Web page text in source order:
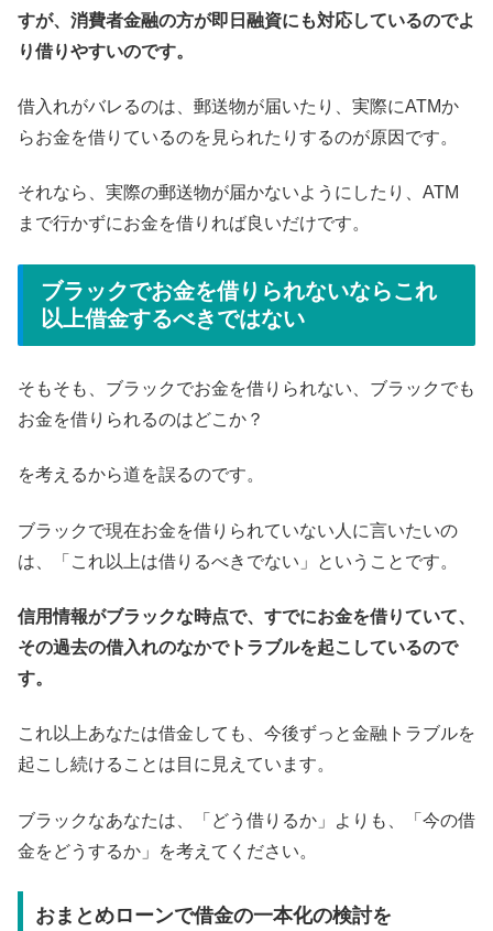
すが、消費者金融の方が即日融資にも対応しているのでよ
り借りやすいのです。
借入れがバレるのは、郵送物が届いたり、実際にATMか
らお金を借りているのを見られたりするのが原因です。
それなら、実際の郵送物が届かないようにしたり、ATM
まで行かずにお金を借りれば良いだけです。
ブラックでお金を借りられないならこれ
以上借金するべきではない
そもそも、ブラックでお金を借りられない、ブラックでも
お金を借りられるのはどこか？
を考えるから道を誤るのです。
ブラックで現在お金を借りられていない人に言いたいの
は、「これ以上は借りるべきでない」ということです。
信用情報がブラックな時点で、すでにお金を借りていて、
その過去の借入れのなかでトラブルを起こしているので
す。
これ以上あなたは借金しても、今後ずっと金融トラブルを
起こし続けることは目に見えています。
ブラックなあなたは、「どう借りるか」よりも、「今の借
金をどうするか」を考えてください。
おまとめローンで借金の一本化の検討を